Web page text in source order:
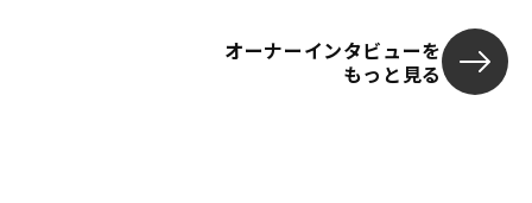
オーナーインタビューを
もっと見る